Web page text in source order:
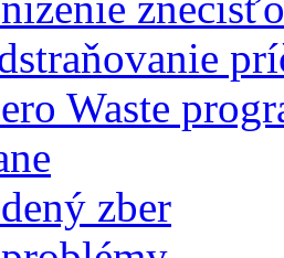
Waste
zber